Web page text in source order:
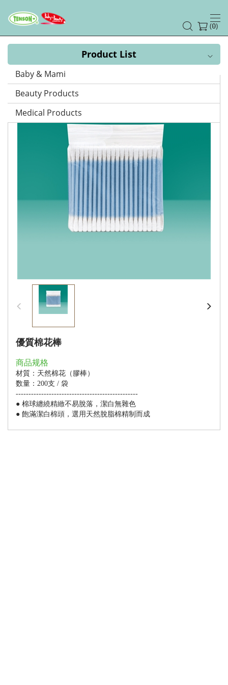
優
質
棉
花
棒
(0)
Product List
Baby & Mami
Beauty Products
Medical Products
優質棉花棒
商品规格
材質： 天然棉花（膠棒）
数量：200支 / 袋
------------------------------------------------
● 棉球纏繞精緻不易脫落，潔白無雜色
● 飽滿潔白棉頭，選用天然脫脂棉精制而成